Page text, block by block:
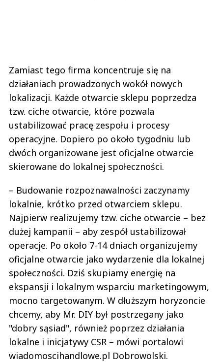
Zamiast tego firma koncentruje się na
działaniach prowadzonych wokół nowych
lokalizacji. Każde otwarcie sklepu poprzedza
tzw. ciche otwarcie, które pozwala
ustabilizować pracę zespołu i procesy
operacyjne. Dopiero po około tygodniu lub
dwóch organizowane jest oficjalne otwarcie
skierowane do lokalnej społeczności.
– Budowanie rozpoznawalności zaczynamy
lokalnie, krótko przed otwarciem sklepu.
Najpierw realizujemy tzw. ciche otwarcie – bez
dużej kampanii – aby zespół ustabilizował
operacje. Po około 7-14 dniach organizujemy
oficjalne otwarcie jako wydarzenie dla lokalnej
społeczności. Dziś skupiamy energię na
ekspansji i lokalnym wsparciu marketingowym,
mocno targetowanym. W dłuższym horyzoncie
chcemy, aby Mr. DIY był postrzegany jako
"dobry sąsiad", również poprzez działania
lokalne i inicjatywy CSR – mówi portalowi
wiadomoscihandlowe.pl Dobrowolski.